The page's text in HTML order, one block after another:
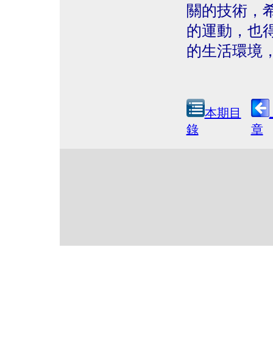
關的技術，
的運動，也
的生活環境
本期目
錄
章